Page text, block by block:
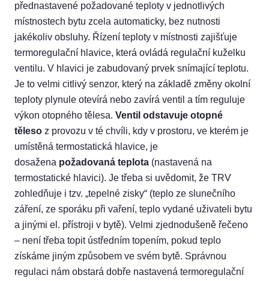
přednastavené požadované teploty v jednotlivých
místnostech bytu zcela automaticky, bez nutnosti
jakékoliv obsluhy. Řízení teploty v místnosti zajišťuje
termoregulační hlavice, která ovládá regulační kuželku
ventilu. V hlavici je zabudovaný prvek snímající teplotu.
Je to velmi citlivý senzor, který na základě změny okolní
teploty plynule otevírá nebo zavírá ventil a tím reguluje
výkon otopného tělesa. Ventil odstavuje otopné
těleso z provozu v té chvíli, kdy v prostoru, ve kterém je
umístěná termostatická hlavice, je
dosažena požadovaná teplota (nastavená na
termostatické hlavici). Je třeba si uvědomit, že TRV
zohledňuje i tzv. „tepelné zisky“ (teplo ze slunečního
záření, ze sporáku při vaření, teplo vydané uživateli bytu
a jinými el. přístroji v bytě). Velmi zjednodušeně řečeno
– není třeba topit ústředním topením, pokud teplo
získáme jiným způsobem ve svém bytě. Správnou
regulaci nám obstará dobře nastavená termoregulační